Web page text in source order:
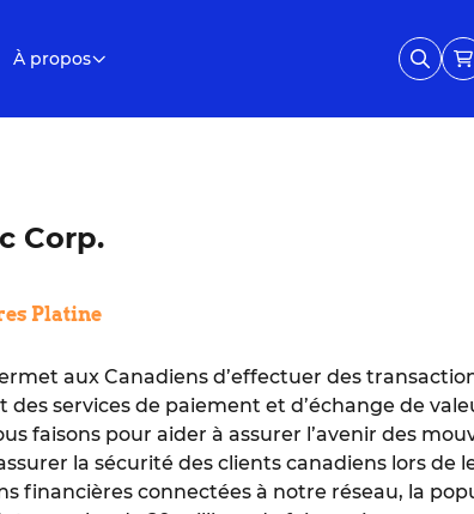
À propos
Corp.
Platine
aux Canadiens d’effectuer des
des services de paiement et d’échange de
faisons pour aider à assurer l’avenir des
la sécurité des clients canadiens lors de
financières connectées à notre réseau, la